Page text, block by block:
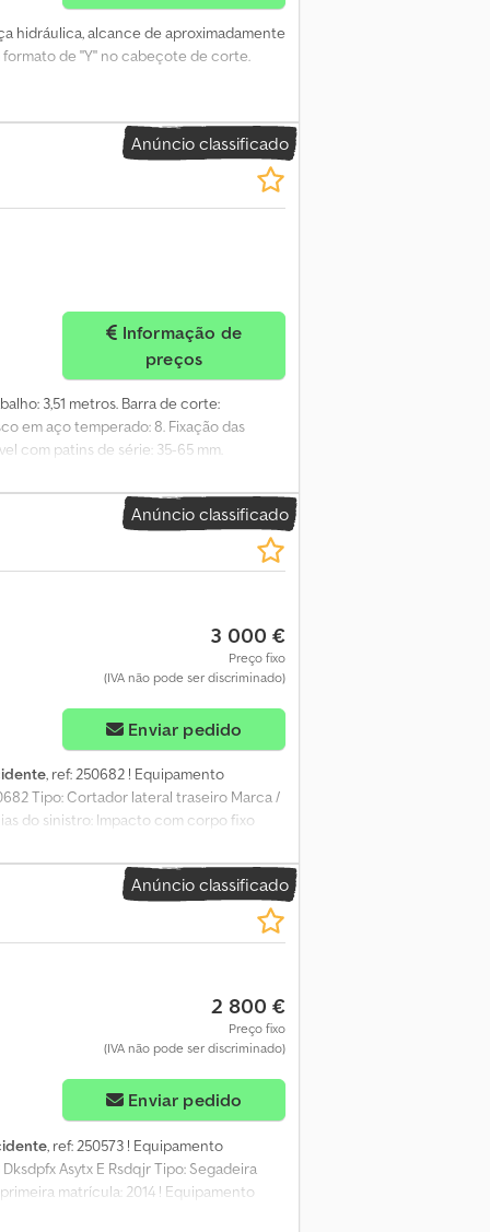
hidráulica, alcance de aproximadamente
de "Y" no cabeçote de corte.
Anúncio classificado
preços
3,51 metros. Barra de corte:
em aço temperado: 8. Fixação das
com patins de série: 35-65 mm.
solo: suspensão central da unidade de
proteção contínua NONSTOP.
Largura média do andain: 2,80 metros.
2. Montagem deslocável, ajustável:
giro hidráulico de 90° para trás
Cardan com proteção contra
integrada na caixa de engrenagens
no trator: 1 simples efeito* + 1
iluminação com placas de advertência –
Ny Nox Adqjr
Anúncio classificado
3 000 €
Preço fixo
(IVA não pode ser discriminado)
Enviar pedido
, ref: 250682 ! Equipamento
Tipo: Cortador lateral traseiro Marca /
do sinistro: Impacto com corpo fixo
para exportação. Atenção: os veículos
a venda! Preço de venda sem
Sd Te Adqer Mais informações e
lo nas melhores condições! A nossa
superior a 100.000 m² ao sul de
movimentação, agrícolas,
Teremos o prazer de
*Descrição sujeita a erros
Anúncio classificado
2 800 €
Preço fixo
(IVA não pode ser discriminado)
Enviar pedido
, ref: 250573 ! Equipamento
Asytx E Rsdqjr Tipo: Segadeira
matrícula: 2014 ! Equipamento
acidentado vendido no estado, venda